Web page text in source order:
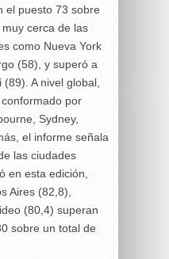
el puesto 73 sobre
cerca de las
como Nueva York
(58), y superó a
A nivel global,
por
Sydney,
el informe señala
las ciudades
en esta edición,
Aires (82,8),
(80,4) superan
sobre un total de